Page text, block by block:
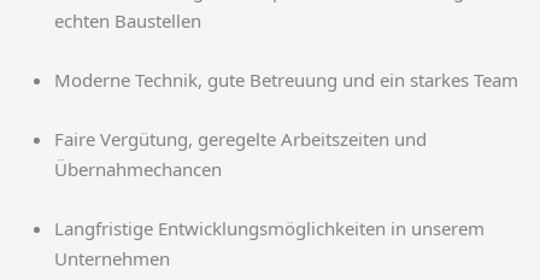
echten Baustellen
Moderne Technik, gute Betreuung und ein starkes Team
Faire Vergütung, geregelte Arbeitszeiten und
Übernahmechancen
Langfristige Entwicklungsmöglichkeiten in unserem
Unternehmen